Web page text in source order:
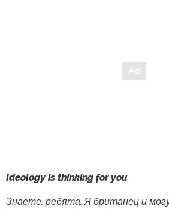
Ideology is thinking for you
Знаете, ребята. Я британец и